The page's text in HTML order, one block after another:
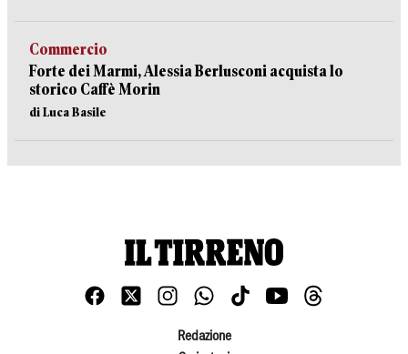
Commercio
Forte dei Marmi, Alessia Berlusconi acquista lo
storico Caffè Morin
di Luca Basile
Redazione